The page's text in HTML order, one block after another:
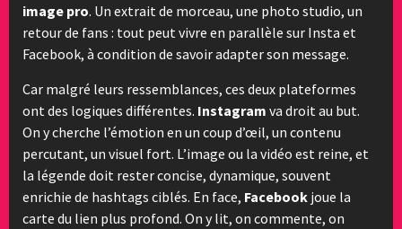
image pro. Un extrait de morceau, une photo studio, un
retour de fans : tout peut vivre en parallèle sur Insta et
Facebook, à condition de savoir adapter son message.
Car malgré leurs ressemblances, ces deux plateformes
ont des logiques différentes. Instagram va droit au but.
On y cherche l’émotion en un coup d’œil, un contenu
percutant, un visuel fort. L’image ou la vidéo est reine, et
la légende doit rester concise, dynamique, souvent
enrichie de hashtags ciblés. En face, Facebook joue la
carte du lien plus profond. On y lit, on commente, on